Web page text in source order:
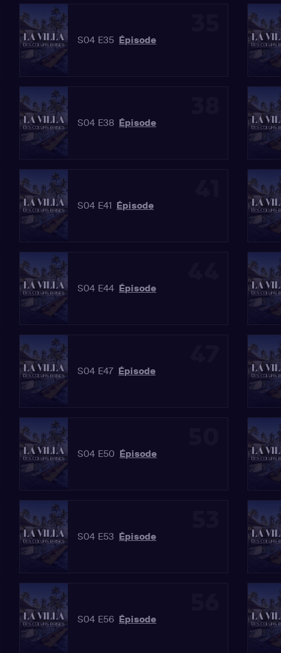
S04 E35 Épisode
S04 E38 Épisode
S04 E41 Épisode
S04 E44 Épisode
S04 E47 Épisode
S04 E50 Épisode
S04 E53 Épisode
S04 E56 Épisode